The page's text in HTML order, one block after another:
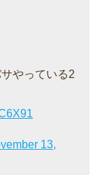
やっている2
13,